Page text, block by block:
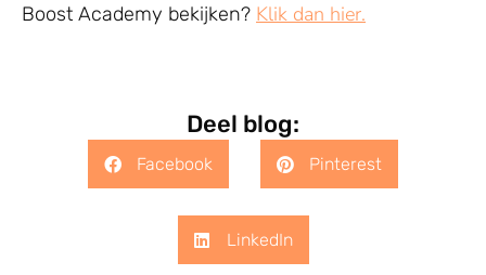
Boost Academy bekijken? Klik dan hier.
Deel blog:
Facebook Pinterest
LinkedIn